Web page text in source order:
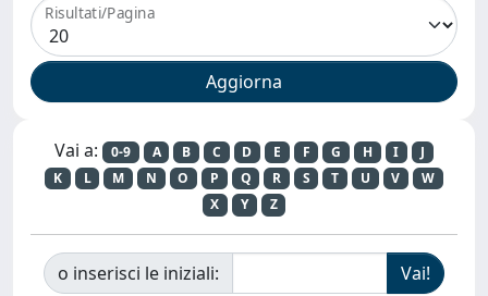
Risultati/Pagina
Vai a: 0-9 A B C D E F G H I
J
K
L M N O P Q R S T U V
W
X
Y Z
o inserisci le iniziali: